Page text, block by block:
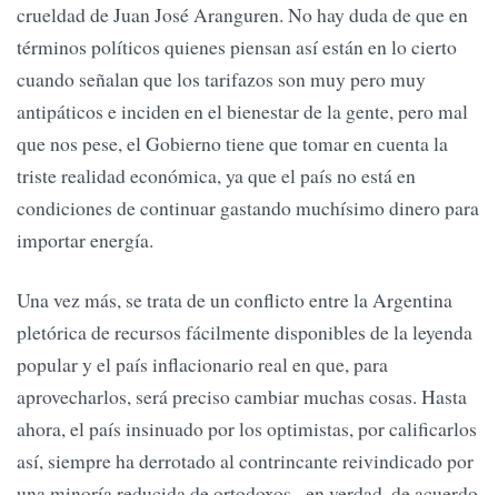
crueldad de Juan José Aranguren. No hay duda de que en
términos políticos quienes piensan así están en lo cierto
cuando señalan que los tarifazos son muy pero muy
antipáticos e inciden en el bienestar de la gente, pero mal
que nos pese, el Gobierno tiene que tomar en cuenta la
triste realidad económica, ya que el país no está en
condiciones de continuar gastando muchísimo dinero para
importar energía.
Una vez más, se trata de un conflicto entre la Argentina
pletórica de recursos fácilmente disponibles de la leyenda
popular y el país inflacionario real en que, para
aprovecharlos, será preciso cambiar muchas cosas. Hasta
ahora, el país insinuado por los optimistas, por calificarlos
así, siempre ha derrotado al contrincante reivindicado por